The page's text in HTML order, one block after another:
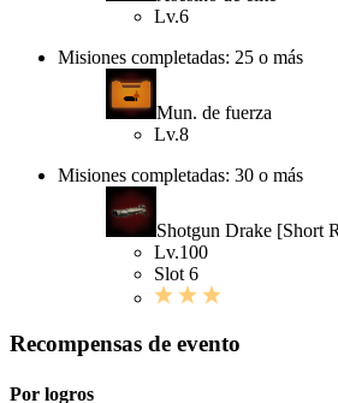
Lv.6
Misiones completadas: 25 o más
Mun. de fuerza
Lv.8
Misiones completadas: 30 o más
Shotgun Drake [Short
Lv.100
Slot 6
Recompensas de evento
Por logros